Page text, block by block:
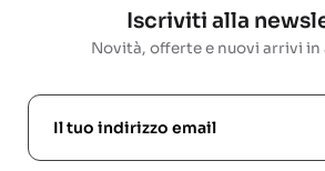
Iscriviti alla
Novità, offerte e nuovi arrivi in